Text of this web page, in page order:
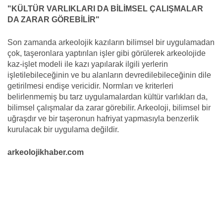
"KÜLTÜR VARLIKLARI DA BİLİMSEL ÇALIŞMALAR
DA ZARAR GÖREBİLİR"
Son zamanda arkeolojik kazıların bilimsel bir uygulamadan
çok, taşeronlara yaptırılan işler gibi görülerek arkeolojide
kaz-işlet modeli ile kazı yapılarak ilgili yerlerin
işletilebileceğinin ve bu alanların devredilebileceğinin dile
getirilmesi endişe vericidir. Normları ve kriterleri
belirlenmemiş bu tarz uygulamalardan kültür varlıkları da,
bilimsel çalışmalar da zarar görebilir. Arkeoloji, bilimsel bir
uğraşdır ve bir taşeronun hafriyat yapmasıyla benzerlik
kurulacak bir uygulama değildir.
arkeolojikhaber.com